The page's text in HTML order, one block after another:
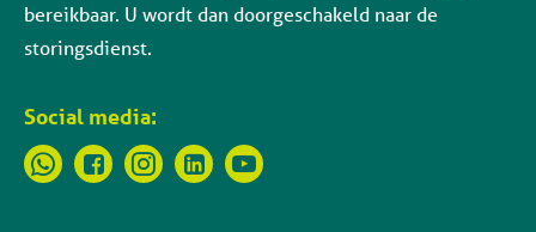
bereikbaar. U wordt dan doorgeschakeld naar de
storingsdienst.
Social media: